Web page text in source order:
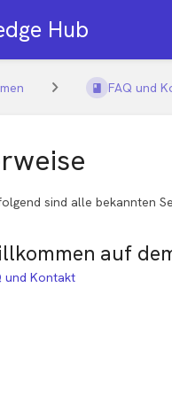
Hub
FAQ und
sind alle bekannten
auf
und Kontakt